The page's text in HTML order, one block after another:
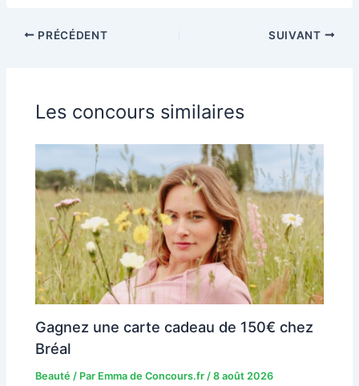
PRÉCÉDENT SUIVANT
Les concours similaires
Gagnez une carte cadeau de 150€ chez
Bréal
Beauté / Par Emma de Concours.fr /8 août 2026